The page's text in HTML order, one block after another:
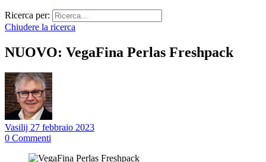
Ricerca per:
Chiudere la ricerca
NUOVO: VegaFina Perlas Freshpack
Vasilij 27 febbraio 2023
0 Commenti